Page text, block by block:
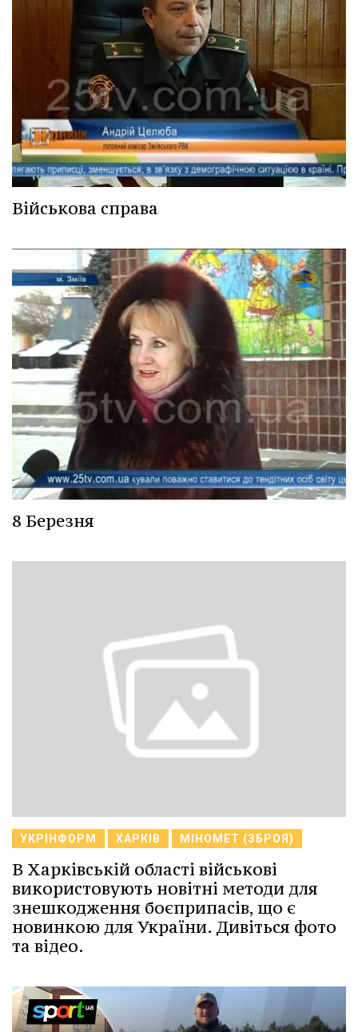
Військова справа
8 Березня
УКРІНФОРМ ХАРКІВ МІНОМЕТ (ЗБРОЯ)
В Харківській області військові
використовують новітні методи для
знешкодження боєприпасів, що є
новинкою для України. Дивіться фото
та відео.